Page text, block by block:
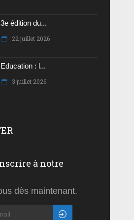
3e édition du...
22 juillet 2026
Education : l...
3 juillet 2026
à notre
dès maintenant.